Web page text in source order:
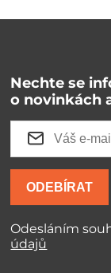
Nechte se
o novinkách
ODEBÍRAT
Odesláním
údajů